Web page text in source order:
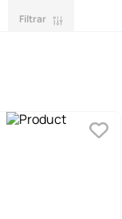
Filtrar